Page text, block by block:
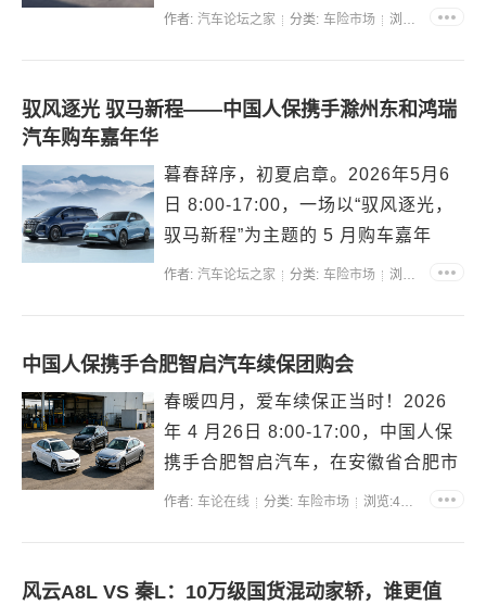
华，将在安徽省滁州市金陵北路9号
作者: 汽车论坛之家 分类: 车险市场 浏览:37782
驭风逐光 驭马新程——中国人保携手滁州东和鸿瑞
汽车购车嘉年华
暮春辞序，初夏启章。2026年5月6
日 8:00-17:00，一场以“驭风逐光，
驭马新程”为主题的 5 月购车嘉年
华，将在安徽省滁州市金凤路88号盛
作者: 汽车论坛之家 分类: 车险市场 浏览:51588
中国人保携手合肥智启汽车续保团购会
春暖四月，爱车续保正当时！2026
年 4 月26日 8:00-17:00，中国人保
携手合肥智启汽车，在安徽省合肥市
庐阳区阜阳北路与耀远路交口西南...
作者: 车论在线 分类: 车险市场 浏览:45420
风云A8L VS 秦L：10万级国货混动家轿，谁更值